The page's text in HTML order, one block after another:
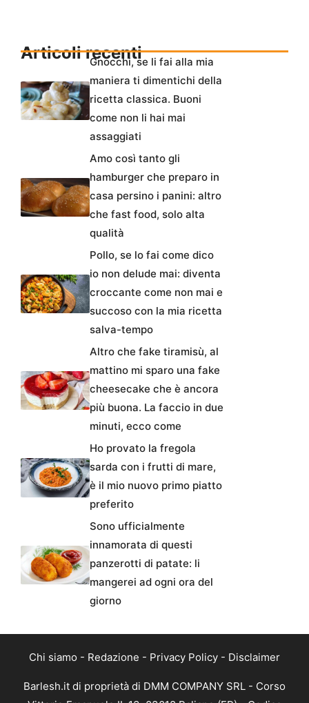
Articoli recentiGnocchi, se li fai alla mia
maniera ti dimentichi della
ricetta classica. Buoni
come non li hai mai
assaggiati
Amo così tanto gli
hamburger che preparo in
casa persino i panini: altro
che fast food, solo alta
qualità
Pollo, se lo fai come dico
io non delude mai: diventa
croccante come non mai e
succoso con la mia ricetta
salva-tempo
Altro che fake tiramisù, al
mattino mi sparo una fake
cheesecake che è ancora
più buona. La faccio in due
minuti, ecco come
Ho provato la fregola
sarda con i frutti di mare,
è il mio nuovo primo piatto
preferito
Sono ufficialmente
innamorata di questi
panzerotti di patate: li
mangerei ad ogni ora del
giorno
Chi siamo - Redazione - Privacy Policy - Disclaimer
Barlesh.it di proprietà di DMM COMPANY SRL - Corso